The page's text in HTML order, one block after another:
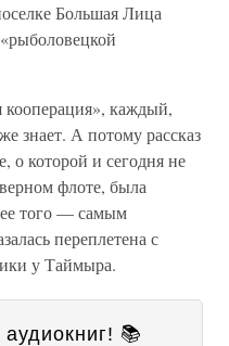
Большая Лица
кооперация», каждый,
знает. А потому рассказ
о которой и сегодня не
флоте, была
того — самым
переплетена с
у Таймыра.
📚